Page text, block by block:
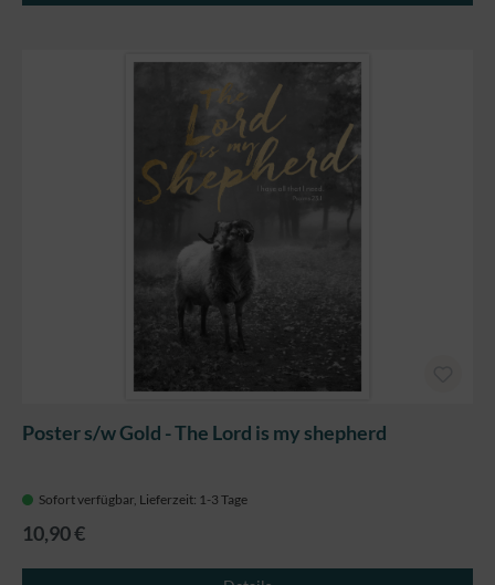
Poster s/w Gold - The Lord is my shepherd
Sofort verfügbar, Lieferzeit: 1-3 Tage
10,90 €